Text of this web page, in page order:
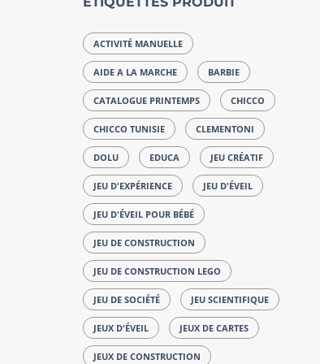
ACTIVITÉ MANUELLE
AIDE A LA MARCHE BARBIE
CATALOGUE PRINTEMPS CHICCO
CHICCO TUNISIE CLEMENTONI
DOLU EDUCA JEU CRÉATIF
JEU D'EXPÉRIENCE JEU D'ÉVEIL
JEU D'ÉVEIL POUR BÉBÉ
JEU DE CONSTRUCTION
JEU DE CONSTRUCTION LEGO
JEU DE SOCIÉTÉ JEU SCIENTIFIQUE
JEUX D'ÉVEIL JEUX DE CARTES
JEUX DE CONSTRUCTION